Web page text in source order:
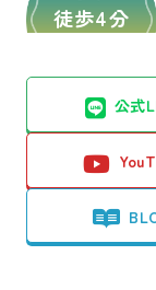
徒歩4分
公式